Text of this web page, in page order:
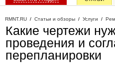
RMNT.RU / Статьи и обзоры / Услуги /
Какие чертежи
проведения и
перепланировки